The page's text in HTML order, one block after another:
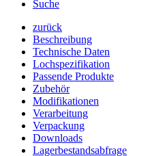
Suche
zurück
Beschreibung
Technische Daten
Lochspezifikation
Passende Produkte
Zubehör
Modifikationen
Verarbeitung
Verpackung
Downloads
Lagerbestandsabfrage